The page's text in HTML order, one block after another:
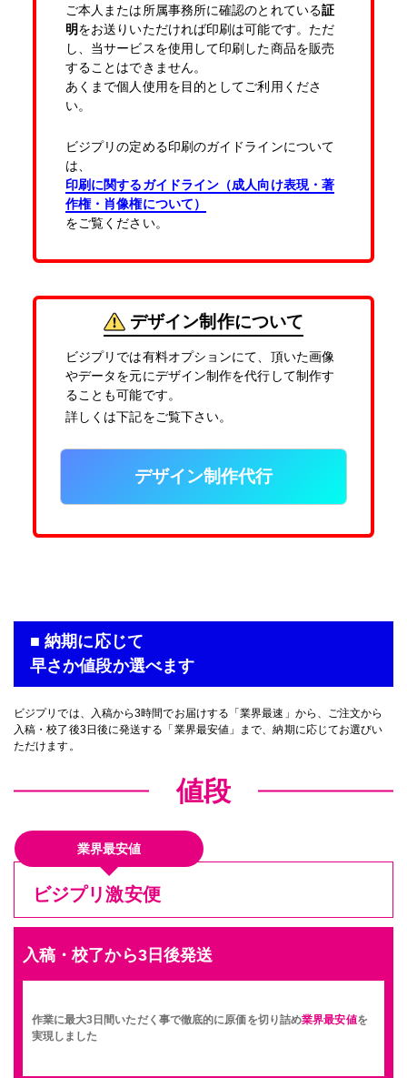
ご本人または所属事務所に確認のとれている証
明をお送りいただければ印刷は可能です。ただ
し、当サービスを使用して印刷した商品を販売
することはできません。
あくまで個人使用を目的としてご利用くださ
い。
ビジプリの定める印刷のガイドラインについて
は、
印刷に関するガイドライン（成人向け表現・著
作権・肖像権について）
をご覧ください。
デザイン制作について
ビジプリでは有料オプションにて、頂いた画像
やデータを元にデザイン制作を代行して制作す
ることも可能です。
詳しくは下記をご覧下さい。
デザイン制作代行
■ 納期に応じて
早さか値段か選べます
ビジプリでは、入稿から3時間でお届けする「業界最速」から、ご注文から
入稿・校了後3日後に発送する「業界最安値」まで、納期に応じてお選びい
ただけます。
値段
業界最安値
ビジプリ激安便
入稿・校了から3日後発送
作業に最大3日間いただく事で徹底的に原価を切り詰め業界最安値を
実現しました